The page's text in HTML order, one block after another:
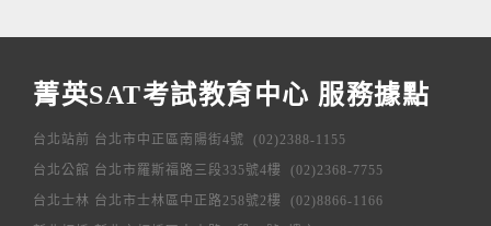
菁英SAT考試教育中心 服務據點
台北站前 台北市中正區南陽街4號 (02)2388-1155
台北公館 台北市羅斯福路三段335號4樓 (02)2368-7755
台北士林 台北市士林區中正路258號2樓 (02)8866-1166